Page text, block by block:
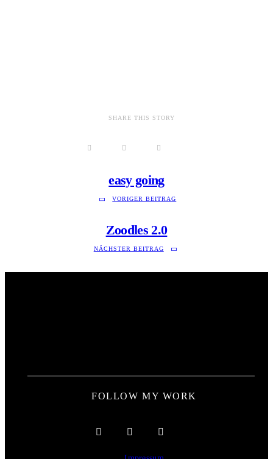
SHARE THIS STORY
easy going
VORIGER BEITRAG
Zoodles 2.0
NÄCHSTER BEITRAG
FOLLOW MY WORK